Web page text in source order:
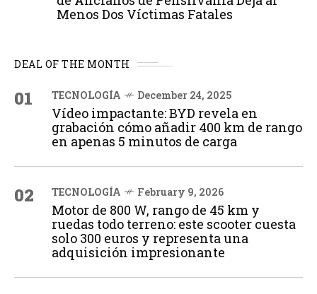
Menos Dos Víctimas Fatales
DEAL OF THE MONTH
01 TECNOLOGÍA December 24, 2025
Vídeo impactante: BYD revela en
grabación cómo añadir 400 km de rango
en apenas 5 minutos de carga
02 TECNOLOGÍA February 9, 2026
Motor de 800 W, rango de 45 km y
ruedas todo terreno: este scooter cuesta
solo 300 euros y representa una
adquisición impresionante